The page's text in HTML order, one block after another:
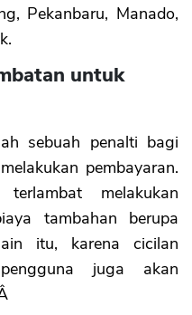
Pekanbaru, Manado,
untuk
sebuah penalti bagi
pembayaran.
melakukan
tambahan berupa
itu, karena cicilan
juga akan